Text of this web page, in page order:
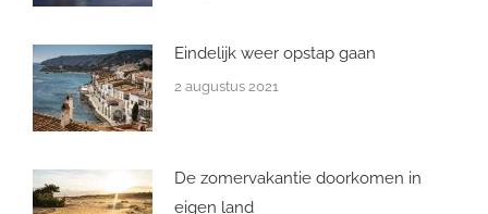
Eindelijk weer opstap gaan
2 augustus 2021
De zomervakantie doorkomen in
eigen land